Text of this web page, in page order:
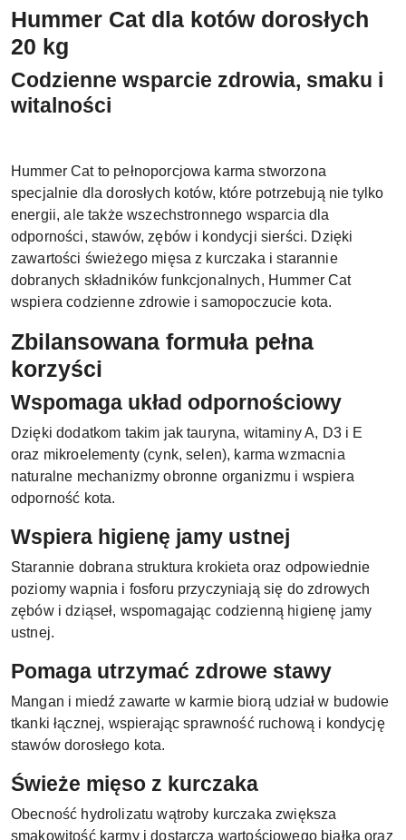
Hummer Cat dla kotów dorosłych
20 kg
Codzienne wsparcie zdrowia, smaku i
witalności
Hummer Cat to pełnoporcjowa karma stworzona
specjalnie dla dorosłych kotów, które potrzebują nie tylko
energii, ale także wszechstronnego wsparcia dla
odporności, stawów, zębów i kondycji sierści. Dzięki
zawartości świeżego mięsa z kurczaka i starannie
dobranych składników funkcjonalnych, Hummer Cat
wspiera codzienne zdrowie i samopoczucie kota.
Zbilansowana formuła pełna
korzyści
Wspomaga układ odpornościowy
Dzięki dodatkom takim jak tauryna, witaminy A, D3 i E
oraz mikroelementy (cynk, selen), karma wzmacnia
naturalne mechanizmy obronne organizmu i wspiera
odporność kota.
Wspiera higienę jamy ustnej
Starannie dobrana struktura krokieta oraz odpowiednie
poziomy wapnia i fosforu przyczyniają się do zdrowych
zębów i dziąseł, wspomagając codzienną higienę jamy
ustnej.
Pomaga utrzymać zdrowe stawy
Mangan i miedź zawarte w karmie biorą udział w budowie
tkanki łącznej, wspierając sprawność ruchową i kondycję
stawów dorosłego kota.
Świeże mięso z kurczaka
Obecność hydrolizatu wątroby kurczaka zwiększa
smakowitość karmy i dostarcza wartościowego białka oraz